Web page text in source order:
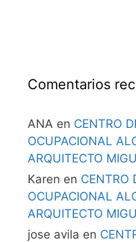
Comentarios
ANA en CENTRO
OCUPACIONAL
ARQUITECTO
Karen en CENTRO
OCUPACIONAL
ARQUITECTO
jose avila en